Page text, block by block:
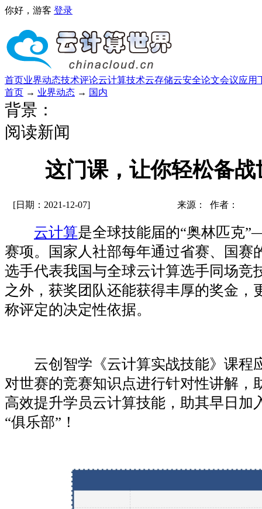
你好，游客 登录
首页业界动态技术评论云计算技术云存储云安全论文会议应用
首页 → 业界动态 → 国内
背景：
阅读新闻
这门课，让你轻松备
[日期：2021-12-07] 来源： 作者：
云计算是全球技能届的“奥林匹克
赛项。国家人社部每年通过省赛、国赛
选手代表我国与全球云计算选手同场竞
之外，获奖团队还能获得丰厚的奖金，
称评定的决定性依据。
云创智学《云计算实战技能》课程
对世赛的竞赛知识点进行针对性讲解，
高效提升学员云计算技能，助其早日加
“俱乐部”！